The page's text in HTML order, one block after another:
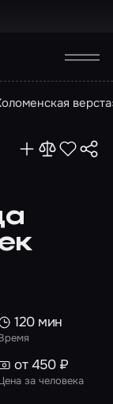
120 мин
за человека
от 450 ₽